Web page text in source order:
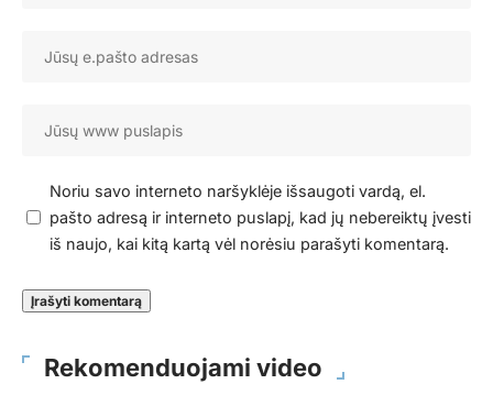
Noriu savo interneto naršyklėje išsaugoti vardą, el.
pašto adresą ir interneto puslapį, kad jų nebereiktų įvesti
iš naujo, kai kitą kartą vėl norėsiu parašyti komentarą.
Rekomenduojami video